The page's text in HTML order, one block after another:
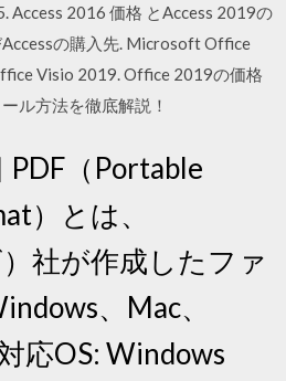
2016 価格 とAccess 2019の
の購入先. Microsoft Office
Visio 2019. Office 2019の価格
ル方法を徹底解説！
（Portable
）とは、
社が作成したファ
、Mac、
応OS: Windows